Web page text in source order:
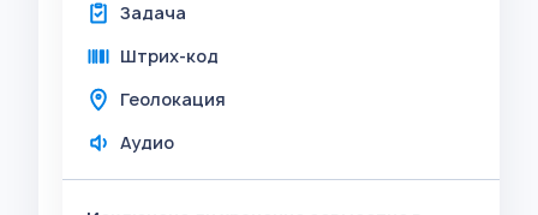
Задача
Штрих-код
Геолокация
Аудио